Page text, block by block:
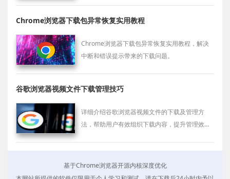
Chrome浏览器下载包异常恢复实用教程
Chrome浏览器下载包异常恢复实用教程，解决
中断和错误提示带来的下载问题。
谷歌浏览器视频文件下载管理技巧
详细介绍谷歌浏览器视频文件的下载及管理方
法，帮助用户有效组织下载内容，提升管理效
基于Chrome浏览器开源内核深度优化